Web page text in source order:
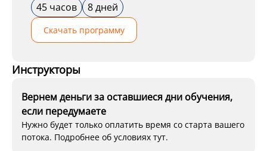
45 часов 8 дней
Скачать программу
Инструкторы
Вернем деньги за оставшиеся дни обучения,
если передумаете
Нужно будет только оплатить время со старта вашего
потока. Подробнее об условиях тут.